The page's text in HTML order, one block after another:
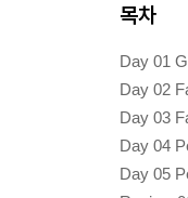
목차
Day 01
Day 02
Day 03
Day 04
Day 05